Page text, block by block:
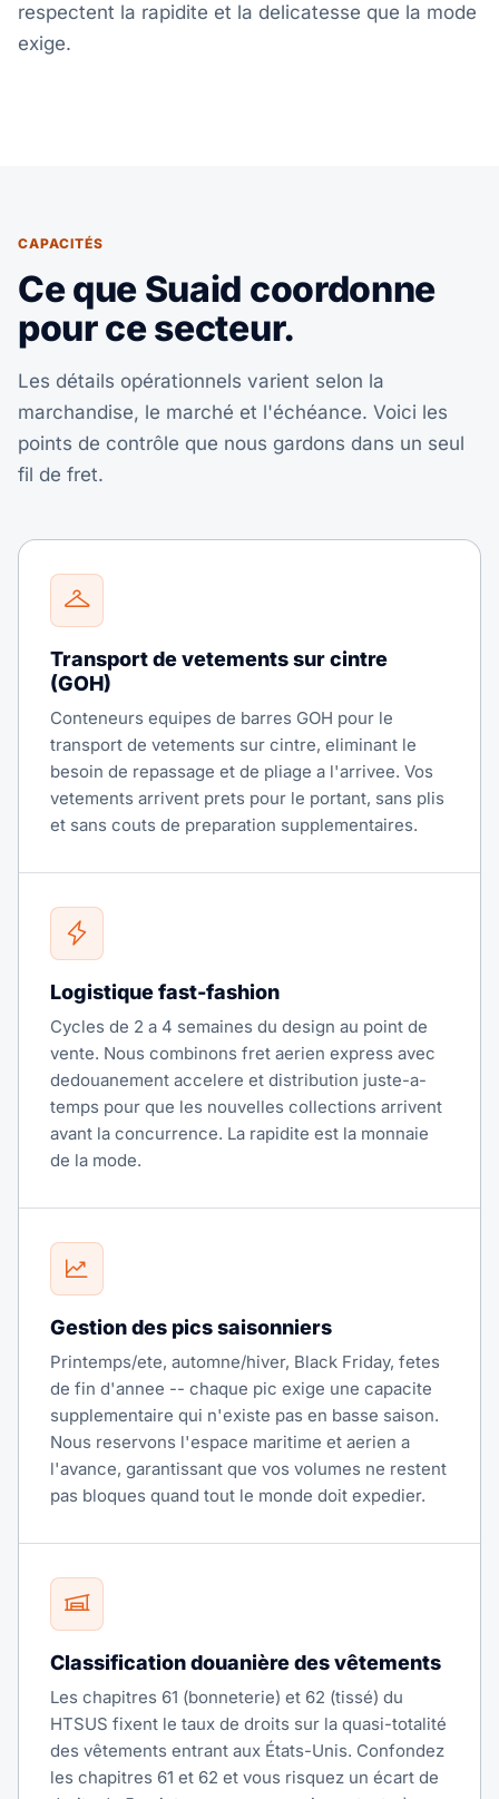
respectent la rapidite et la delicatesse que la mode
exige.
CAPACITÉS
Ce que Suaid coordonne
pour ce secteur.
Les détails opérationnels varient selon la
marchandise, le marché et l'échéance. Voici les
points de contrôle que nous gardons dans un seul
fil de fret.
Transport de vetements sur cintre
(GOH)
Conteneurs equipes de barres GOH pour le
transport de vetements sur cintre, eliminant le
besoin de repassage et de pliage a l'arrivee. Vos
vetements arrivent prets pour le portant, sans plis
et sans couts de preparation supplementaires.
Logistique fast-fashion
Cycles de 2 a 4 semaines du design au point de
vente. Nous combinons fret aerien express avec
dedouanement accelere et distribution juste-a-
temps pour que les nouvelles collections arrivent
avant la concurrence. La rapidite est la monnaie
de la mode.
Gestion des pics saisonniers
Printemps/ete, automne/hiver, Black Friday, fetes
de fin d'annee -- chaque pic exige une capacite
supplementaire qui n'existe pas en basse saison.
Nous reservons l'espace maritime et aerien a
l'avance, garantissant que vos volumes ne restent
pas bloques quand tout le monde doit expedier.
Classification douanière des vêtements
Les chapitres 61 (bonneterie) et 62 (tissé) du
HTSUS fixent le taux de droits sur la quasi-totalité
des vêtements entrant aux États-Unis. Confondez
les chapitres 61 et 62 et vous risquez un écart de